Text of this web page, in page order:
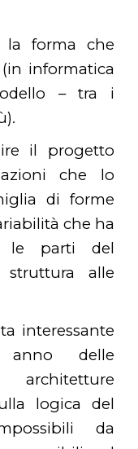
la forma che
informatica
– tra i
il progetto
che lo
di forme
che ha
le parti del
alle
interessante
delle
logica del
da